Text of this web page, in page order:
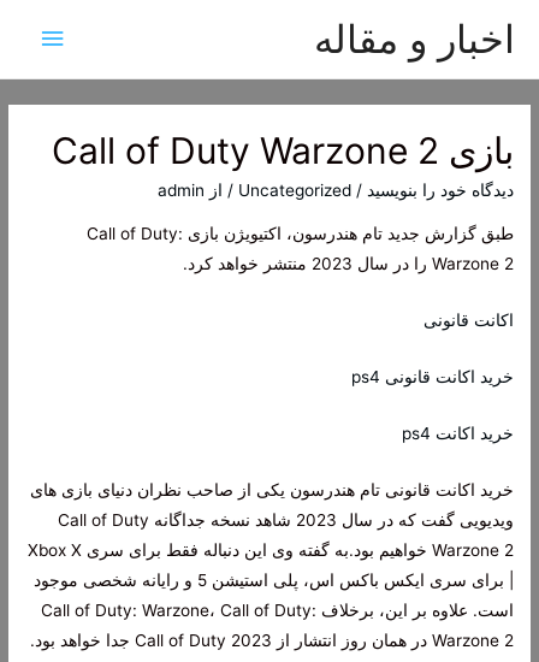
اخبار و مقاله
اصلی
بازی Call of Duty Warzone 2
دیدگاه‌ خود را بنویسید /
Uncategorized / از admin
طبق گزارش جدید تام هندرسون، اکتیویژن بازی Call of Duty:
Warzone 2 را در سال 2023 منتشر خواهد کرد.
اکانت قانونی
خرید اکانت قانونی ps4
خرید اکانت ps4
خرید اکانت قانونی تام هندرسون یکی از صاحب نظران دنیای بازی های
ویدیویی گفت که در سال 2023 شاهد نسخه جداگانه Call of Duty
Warzone 2 خواهیم بود.به گفته وی این دنباله فقط برای سری Xbox X
| برای سری ایکس باکس اس، پلی استیشن 5 و رایانه شخصی موجود
است. علاوه بر این، برخلاف Call of Duty: Warzone، Call of Duty:
Warzone 2 در همان روز انتشار از Call of Duty 2023 جدا خواهد بود.